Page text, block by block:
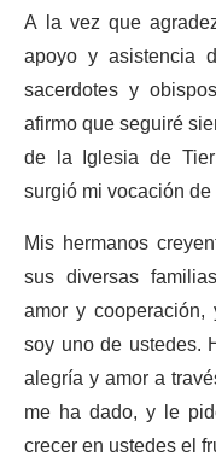
A la vez que
apoyo y asistencia
sacerdotes y
afirmo que seguiré
de la Iglesia de
surgió mi vocación
Mis hermanos
sus diversas
amor y
soy uno de ustedes.
alegría y amor a
me ha dado, y le
crecer en ustedes el